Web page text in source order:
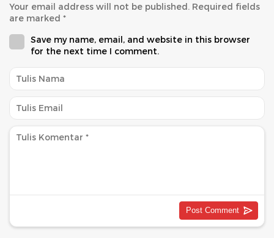
Your email address will not be published. Required fields
are marked *
Save my name, email, and website in this browser
for the next time I comment.